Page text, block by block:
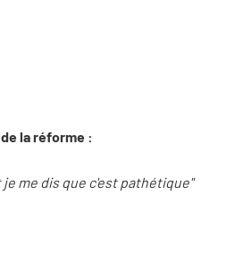
la réforme :
me dis que c'est pathétique"